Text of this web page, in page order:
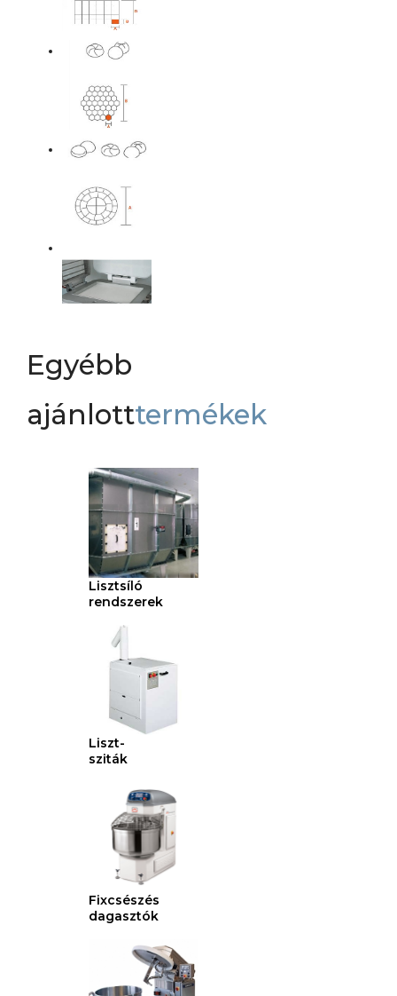
Egyébb
ajánlotttermékek
Lisztsíló
rendszerek
Liszt-
sziták
Fixcsészés
dagasztók